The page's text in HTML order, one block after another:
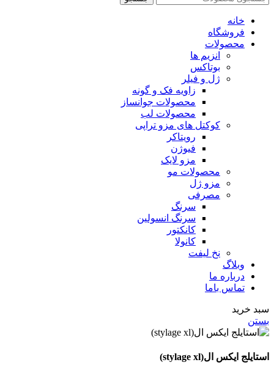
خانه
فروشگاه
محصولات
انزیم ها
بوتاکس
ژل و فیلر
زاویه فک و گونه
محصولات جوانساز
محصولات لب
کوکتل های مزو تراپی
رویتاکر
فیوژن
مزو لایک
محصولات مو
مزو ژل
مصرفی
سرنگ
سرنگ انسولین
کانکتور
کانولا
نخ لیفت
وبلاگ
درباره ما
تماس باما
سبد خرید
بستن
استایلج ایکس ال(stylage xl)